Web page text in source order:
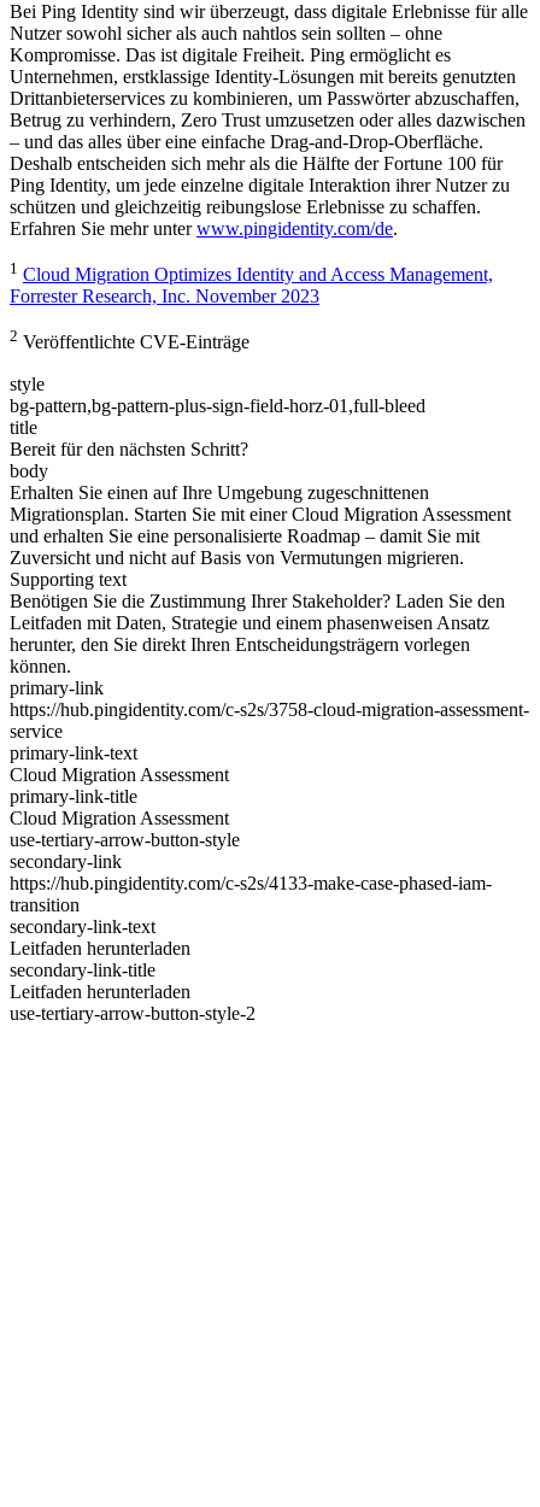
Bei Ping Identity sind wir überzeugt, dass digitale Erlebnisse für alle
Nutzer sowohl sicher als auch nahtlos sein sollten – ohne
Kompromisse. Das ist digitale Freiheit. Ping ermöglicht es
Unternehmen, erstklassige Identity-Lösungen mit bereits genutzten
Drittanbieterservices zu kombinieren, um Passwörter abzuschaffen,
Betrug zu verhindern, Zero Trust umzusetzen oder alles dazwischen
– und das alles über eine einfache Drag-and-Drop-Oberfläche.
Deshalb entscheiden sich mehr als die Hälfte der Fortune 100 für
Ping Identity, um jede einzelne digitale Interaktion ihrer Nutzer zu
schützen und gleichzeitig reibungslose Erlebnisse zu schaffen.
Erfahren Sie mehr unterwww.pingidentity.com/de.
1 Cloud Migration Optimizes Identity and Access Management,
Forrester Research, Inc. November 2023
2 Veröffentlichte CVE-Einträge
style
bg-pattern,bg-pattern-plus-sign-field-horz-01,full-bleed
title
Bereit für den nächsten Schritt?
body
Erhalten Sie einen auf Ihre Umgebung zugeschnittenen
Migrationsplan. Starten Sie mit einer Cloud Migration Assessment
und erhalten Sie eine personalisierte Roadmap – damit Sie mit
Zuversicht und nicht auf Basis von Vermutungen migrieren.
Supporting text
Benötigen Sie die Zustimmung Ihrer Stakeholder? Laden Sie den
Leitfaden mit Daten, Strategie und einem phasenweisen Ansatz
herunter, den Sie direkt Ihren Entscheidungsträgern vorlegen
können.
primary-link
https://hub.pingidentity.com/c-s2s/3758-cloud-migration-assessment-
service
primary-link-text
Cloud Migration Assessment
primary-link-title
Cloud Migration Assessment
use-tertiary-arrow-button-style
secondary-link
https://hub.pingidentity.com/c-s2s/4133-make-case-phased-iam-
transition
secondary-link-text
Leitfaden herunterladen
secondary-link-title
Leitfaden herunterladen
use-tertiary-arrow-button-style-2